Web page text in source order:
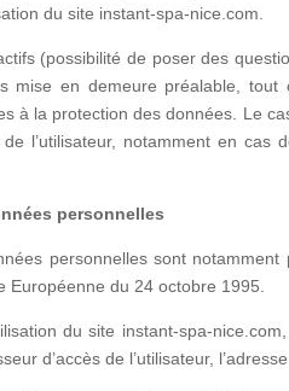
du site instant-spa-nice.com.
(possibilité de poser des
mise en demeure préalable,
à la protection des données. Le
l’utilisateur, notamment en cas
personnelles
personnelles sont
Européenne du 24 octobre 1995.
du site instant-spa-
d’accès de l’utilisateur,